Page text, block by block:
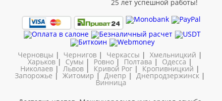
25 лет успешной работы!
Черновцы | Чернигов | Черкассы | Хмельницкий |
Харьков| Сумы | Ровно | Полтава | Одесса |
Николаев | Львов Кривой Рог | Кропивницкий |
Запорожье | Житомир | Днепр |Днепродзержинск |
Винница